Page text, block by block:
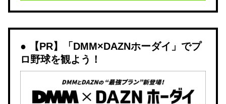
【PR】「DMM×DAZNホーダイ」でプ
ロ野球を観よう！